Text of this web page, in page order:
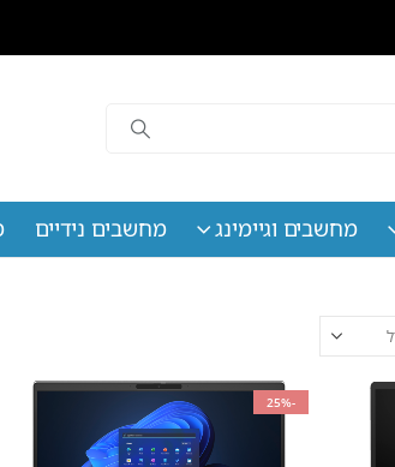
מחשבים וגיימינג מחשבים נידיים
-25%